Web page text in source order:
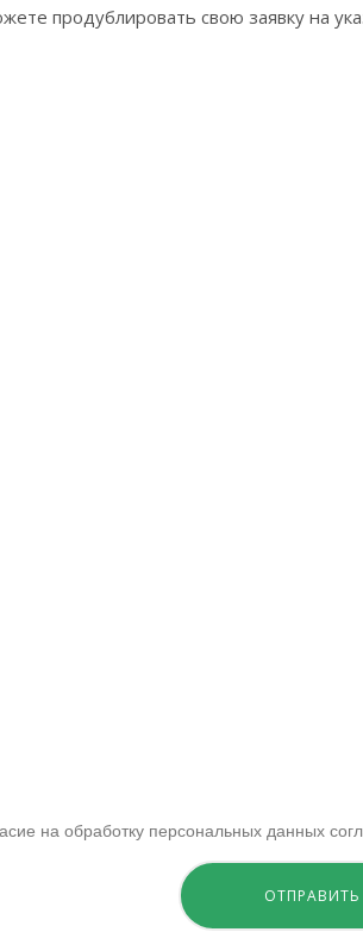
продублировать свою заявку на
на обработку персональных данных